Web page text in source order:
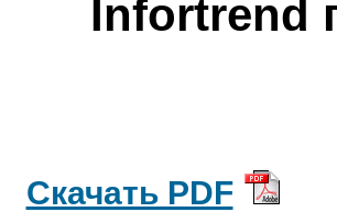
Infortrend
Скачать PDF